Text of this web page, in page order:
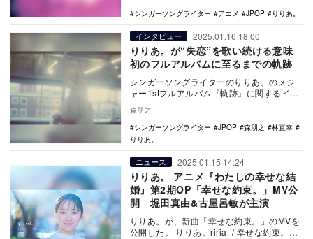
シンガーソングライター
アニメ JPOP りりあ。
インタビュー 2025.01.16 18:00
りりあ。が“失恋”を歌い続ける意味
初のフルアルバムに至るまでの軌跡
シンガーソングライターのりりあ。のメジ
ャー1stフルアルバム『軌跡』に関するイン
タビュー。
森朋之
シンガーソングライター
JPOP 森朋之
林直幸
りりあ。
ニュース 2025.01.15 14:24
りりあ。 アニメ『わたしの幸せな結
婚』第2期OP「幸せな約束。」MV公
開 堀田真由&古屋呂敏が主演
りりあ。が、新曲「幸せな約束。」のMVを
公開した。 りりあ。riria. / 幸せな約束。